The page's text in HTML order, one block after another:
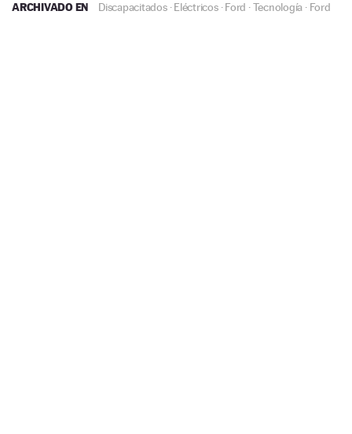
ARCHIVADO EN Discapacitados·Eléctricos·Ford ·Tecnología · Ford